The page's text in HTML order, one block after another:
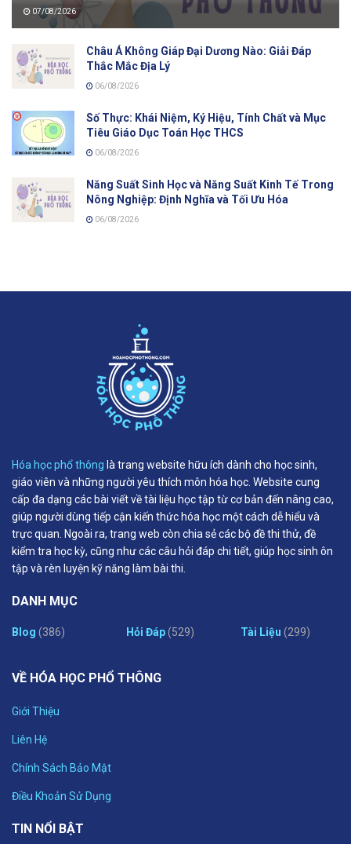
07/08/2026
Châu Á Không Giáp Đại Dương Nào: Giải Đáp
Thắc Mắc Địa Lý
06/08/2026
Số Thực: Khái Niệm, Ký Hiệu, Tính Chất và Mục
Tiêu Giáo Dục Toán Học THCS
06/08/2026
Năng Suất Sinh Học và Năng Suất Kinh Tế Trong
Nông Nghiệp: Định Nghĩa và Tối Ưu Hóa
06/08/2026
Hóa học phổ thông là trang website hữu ích dành cho học sinh,
giáo viên và những người yêu thích môn hóa học. Website cung
cấp đa dạng các bài viết về tài liệu học tập từ cơ bản đến nâng cao,
giúp người dùng tiếp cận kiến thức hóa học một cách dễ hiểu và
trực quan. Ngoài ra, trang web còn chia sẻ các bộ đề thi thử, đề
kiểm tra học kỳ, cũng như các câu hỏi đáp chi tiết, giúp học sinh ôn
tập và rèn luyện kỹ năng làm bài thi.
DANH MỤC
Blog (386) Hỏi Đáp(529) Tài Liệu (299)
VỀ HÓA HỌC PHỔ THÔNG
Giới Thiệu
Liên Hệ
Chính Sách Bảo Mật
Điều Khoản Sử Dụng
TIN NỔI BẬT